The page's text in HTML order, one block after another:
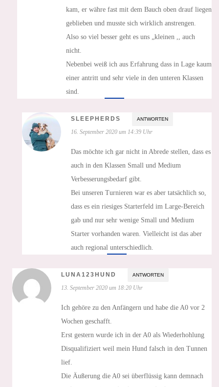
kam, er währe fast mit dem Bauch oben drauf liegen
geblieben und musste sich wirklich anstrengen.
Also so viel besser geht es uns „kleinen ,, auch
nicht.
Nebenbei weiß ich aus Erfahrung dass in Lage kaum
einer antritt und sehr viele in den unteren Klassen
sind.
SLEEPHERDS ANTWORTEN
16. September 2020 um 14:39 Uhr
Das möchte ich gar nicht in Abrede stellen, dass es
auch in den Klassen Small und Medium
Verbesserungsbedarf gibt.
Bei unseren Turnieren war es aber tatsächlich so,
dass es ein riesiges Starterfeld im Large-Bereich
gab und nur sehr wenige Small und Medium
Starter vorhanden waren. Vielleicht ist das aber
auch regional unterschiedlich.
LUNA123HUND ANTWORTEN
13. September 2020 um 18:20 Uhr
Ich gehöre zu den Anfängern und habe die A0 vor 2
Wochen geschafft.
Erst gestern wurde ich in der A0 als Wiederhohlung
Disqualifiziert weil mein Hund falsch in den Tunnen
lief.
Die Äußerung die A0 sei überflüssig kann demnach